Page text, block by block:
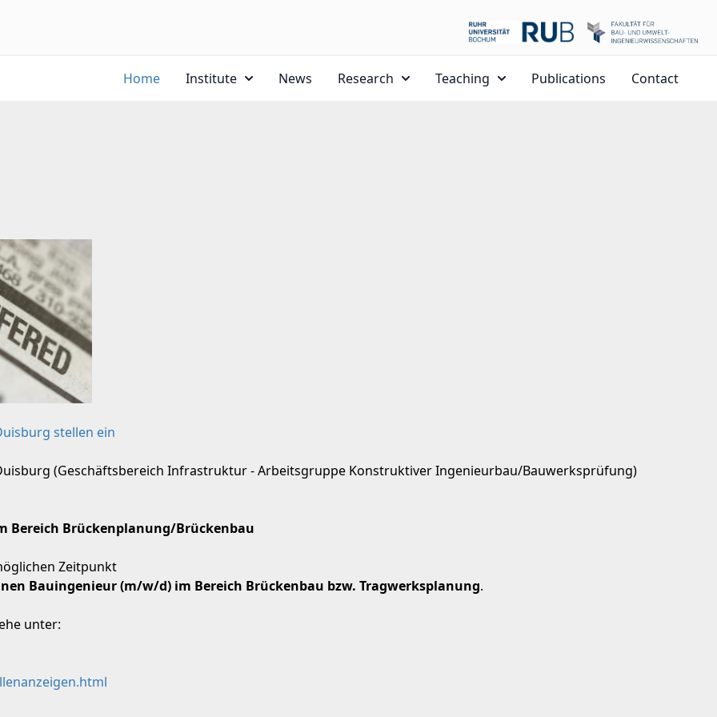
Home Institute News Research Teaching Publications Contact
stellen ein
(Geschäftsbereich Infrastruktur - Arbeitsgruppe Konstruktiver Ingenieurbau/Bauwerksprüfung)
Bereich Brückenplanung/Brückenbau
Zeitpunkt
Bauingenieur (m/w/d) im Bereich Brückenbau bzw. Tragwerksplanung.
unter: